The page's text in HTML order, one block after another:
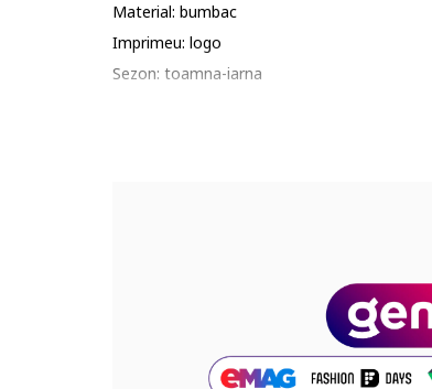
Material: bumbac
Imprimeu: logo
Sezon: toamna-iarna